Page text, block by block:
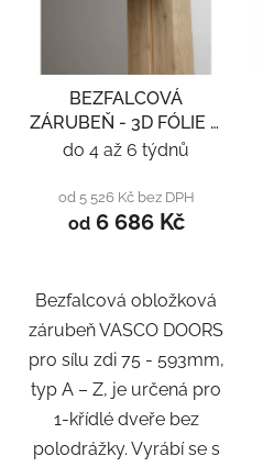
BEZFALCOVÁ
ZÁRUBEŇ - 3D FÓLIE A
LAMINÁT
do 4 až 6 týdnů
od 5 526 Kč bez DPH
od6 686 Kč
Bezfalcová obložková
zárubeň VASCO DOORS
pro sílu zdi 75 - 593mm,
typ A – Z, je určená pro
1-křídlé dveře bez
polodrážky. Vyrábí se s